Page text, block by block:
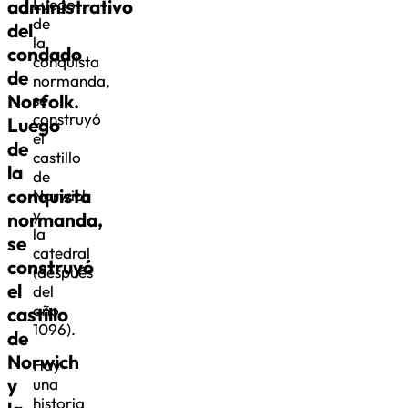
administrativo
del
condado
de
Norfolk.
Luego
de
la
conquista
normanda,
se
construyó
el
castillo
de
Norwich
y
Luego
de
la
conquista
normanda,
se
construyó
el
castillo
de
Norwich
y
la
catedral
(después
del
año
1096).
Hay
una
historia